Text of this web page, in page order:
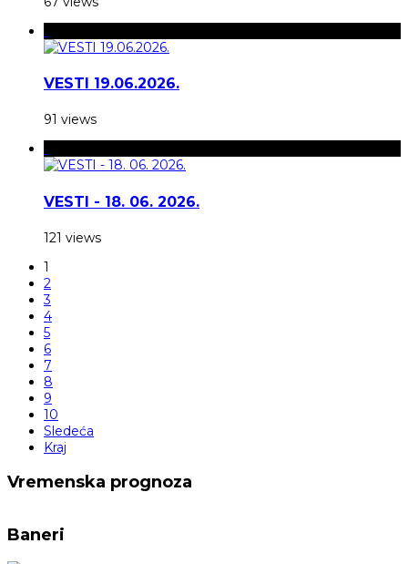
VESTI 19.06.2026.
91 views
VESTI - 18. 06. 2026.
121 views
1
2
3
4
5
6
7
8
9
10
Sledeća
Kraj
Vremenska prognoza
Baneri